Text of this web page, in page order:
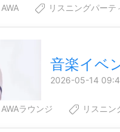
AWA リスニングパーテ
音楽イベ
2026-05-14
AWAラウンジ リスニン